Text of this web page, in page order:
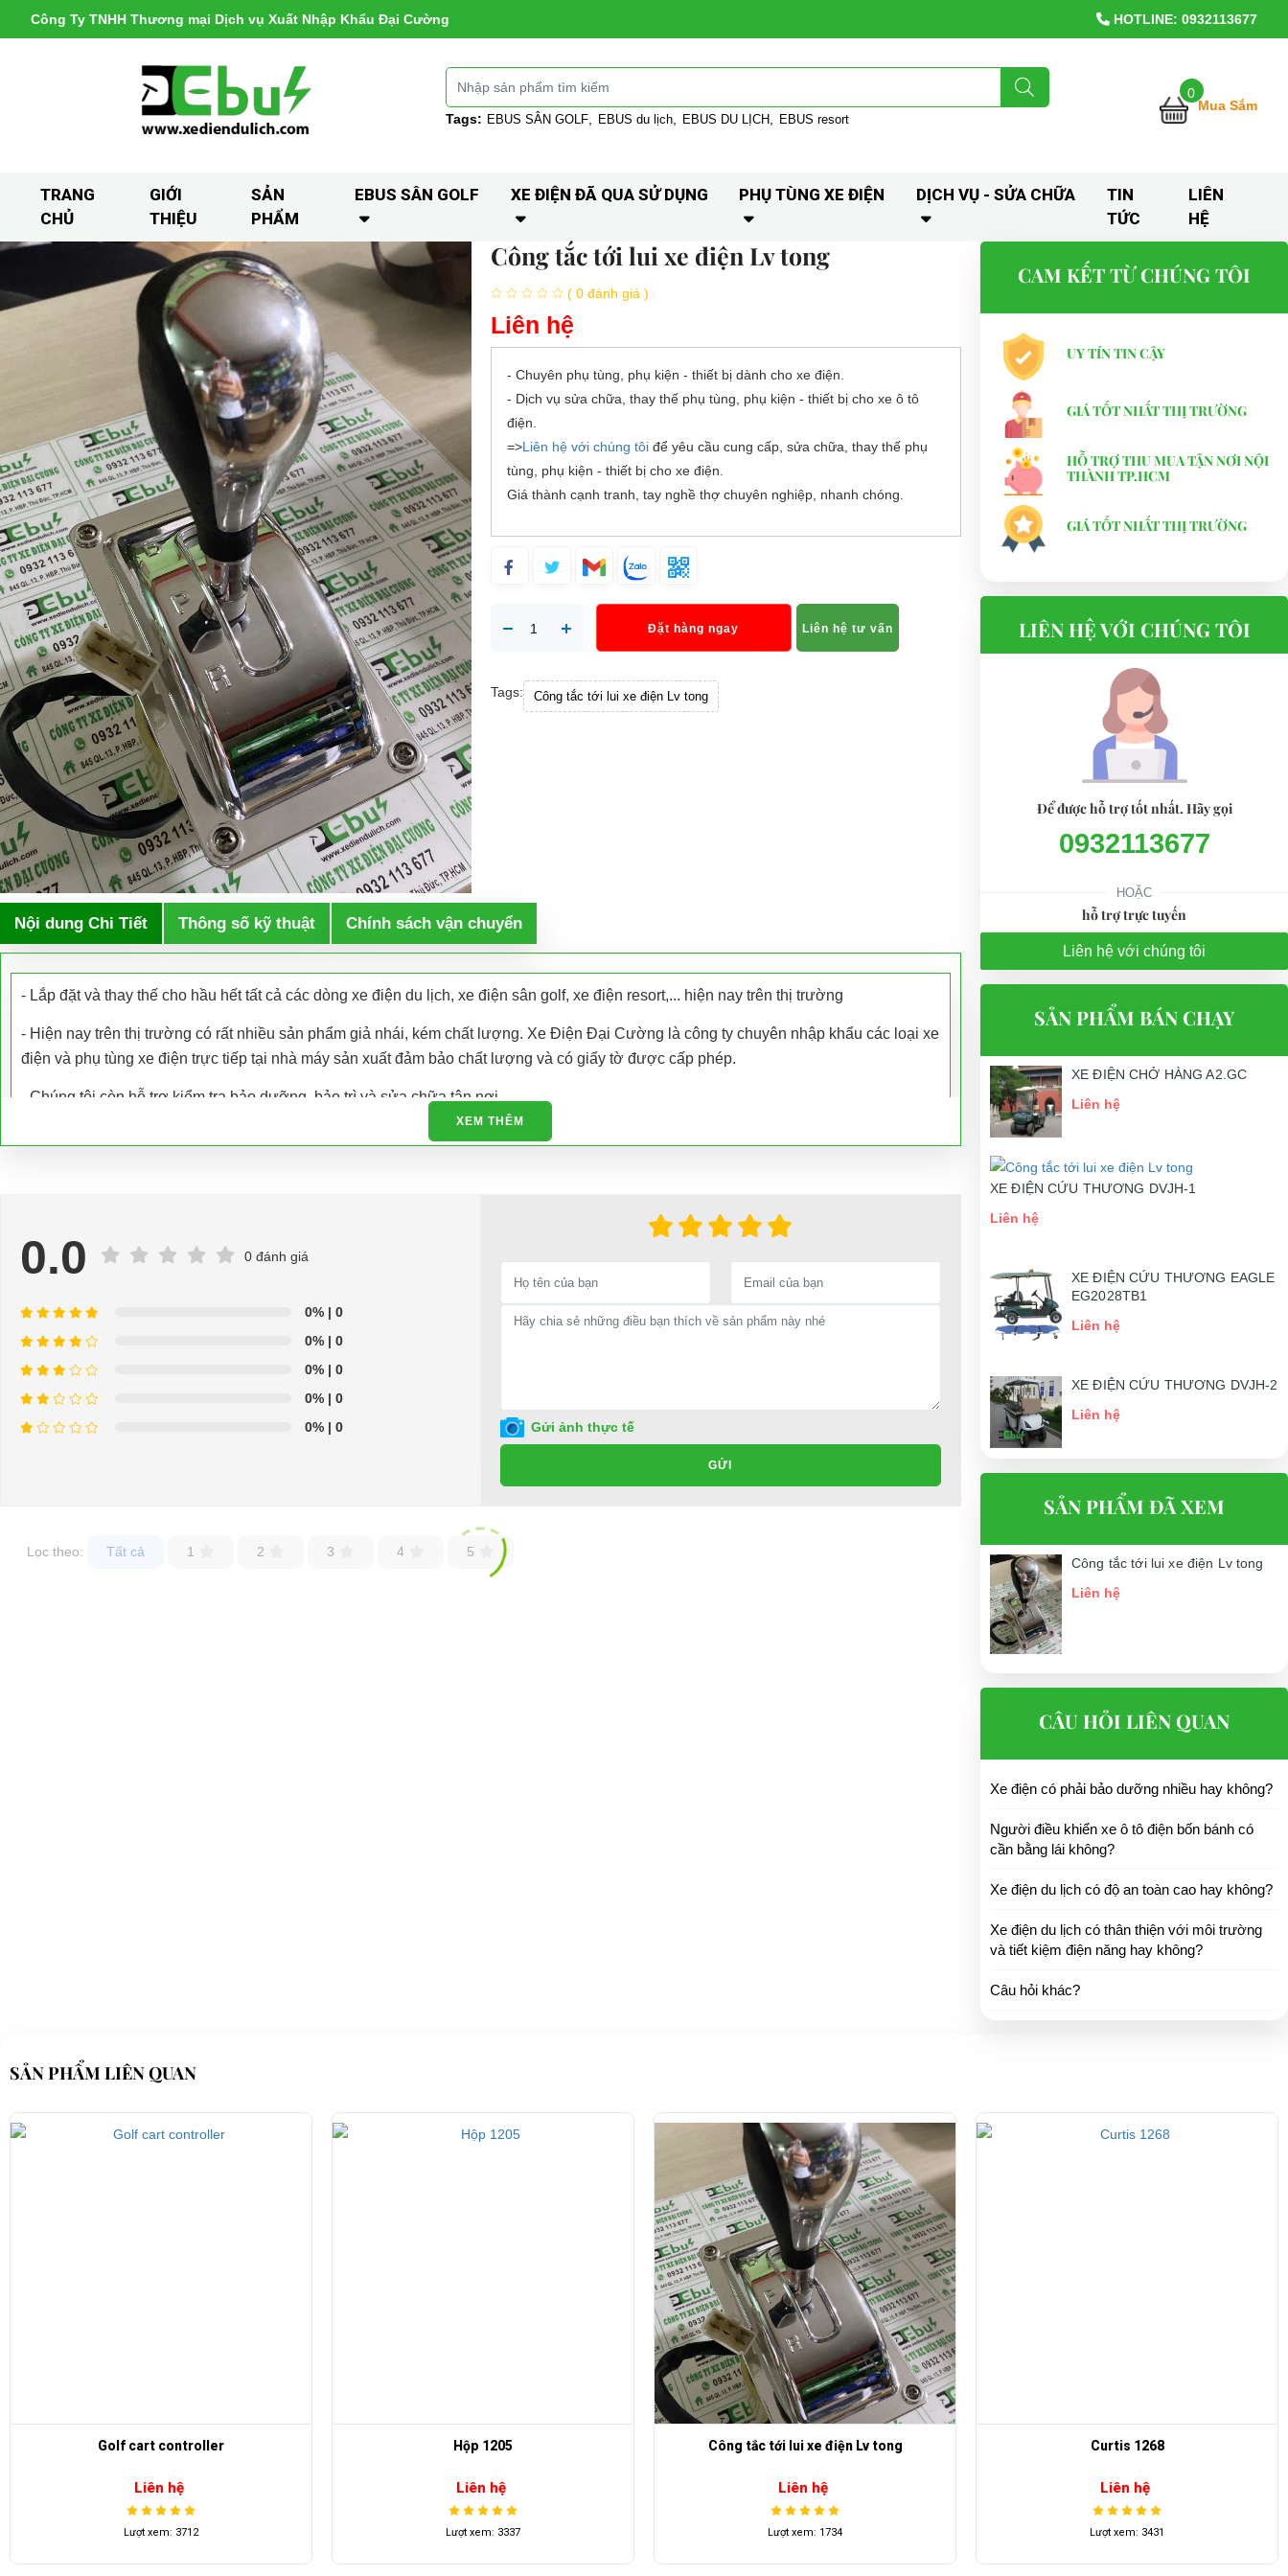
Công Ty TNHH Thương mại Dịch vụ Xuất Nhập Khẩu Đại Cường HOTLINE: 0932113677
Tags: EBUS SÂN GOLF EBUS du lịch EBUS DU LỊCH EBUS resort
0
Mua Sắm
TRANG
CHỦ
GIỚI
THIỆU
SẢN
PHẨM
EBUS SÂN GOLF XE ĐIỆN ĐÃ QUA SỬ DỤNG PHỤ TÙNG XE ĐIỆN DỊCH VỤ - SỬA CHỮA
TIN
TỨC
LIÊN
HỆ
Công tắc tới lui xe điện Lv tong
( 0 đánh giá )
Liên hệ
- Chuyên phụ tùng, phụ kiện - thiết bị dành cho xe điện.
- Dịch vụ sửa chữa, thay thế phụ tùng, phụ kiện - thiết bị cho xe ô tô
điện.
=>Liên hệ với chúng tôiđể yêu cầu cung cấp, sửa chữa, thay thế phụ
tùng, phụ kiện - thiết bị cho xe điện.
Giá thành cạnh tranh, tay nghề thợ chuyên nghiệp, nhanh chóng.
Đặt hàng ngay Liên hệ tư vấn
Tags: Công tắc tới lui xe điện Lv tong
Nội dung Chi Tiết Thông số kỹ thuật Chính sách vận chuyển
- Lắp đặt và thay thế cho hầu hết tất cả các dòng xe điện du lịch, xe điện sân golf, xe điện resort,... hiện nay trên thị trường
- Hiện nay trên thị trường có rất nhiều sản phẩm giả nhái, kém chất lượng. Xe Điện Đại Cường là công ty chuyên nhập khẩu các loại xe
điện và phụ tùng xe điện trực tiếp tại nhà máy sản xuất đảm bảo chất lượng và có giấy tờ được cấp phép.
- Chúng tôi còn hỗ trợ kiểm tra bảo dưỡng, bảo trì và sửa chữa tận nơi
=>Liên hệ với chúng tôi để yêu cầu cung cấp, sửa chữa, thay thế phụ tùng, phụ kiện - thiết bị cho xe điện. Giá thành cạnh tranh, tay
nghề thợ chuyên nghiệp, nhanh chóng.
Hân hạnh được phục vụ mọi người
Để được tư vấn thêm về cách sử dụng xe ô tô điện để tăng tuổi thọ cho xe hoặc có vấn đề gì cần được hỗ trợ, quý khách vui lòng liên hệ:
Địa chỉ: 49/9 Nhị Bình 16, Hóc Môn, TP.HCM
XEM THÊM
0.0 0 đánh giá
0%| 0
0%| 0
0%| 0
0%| 0
0%| 0 Gửi ảnh thực tế
GỬI
Lọc theo: Tất cả 1 2 3 4 5
CAM KẾT TỪ CHÚNG TÔI
UY TÍN TIN CẬY
GIÁ TỐT NHẤT THỊ TRƯỜNG
HỖ TRỢ THU MUA TẬN NƠI NỘI
THÀNH TP.HCM
GIÁ TỐT NHẤT THỊ TRƯỜNG
LIÊN HỆ VỚI CHÚNG TÔI
Để được hỗ trợ tốt nhất. Hãy gọi
0932113677
HOẶC
hỗ trợ trực tuyến
Liên hệ với chúng tôi
SẢN PHẨM BÁN CHẠY
XE ĐIỆN CHỞ HÀNG A2.GC
Liên hệ
XE ĐIỆN CỨU THƯƠNG DVJH-1
Liên hệ
XE ĐIỆN CỨU THƯƠNG EAGLE
EG2028TB1
Liên hệ
XE ĐIỆN CỨU THƯƠNG DVJH-2
Liên hệ
SẢN PHẨM ĐÃ XEM
Công tắc tới lui xe điện Lv tong
Liên hệ
CÂU HỎI LIÊN QUAN
Xe điện có phải bảo dưỡng nhiều hay không?
Người điều khiển xe ô tô điện bốn bánh có
cần bằng lái không?
Xe điện du lịch có độ an toàn cao hay không?
Xe điện du lịch có thân thiện với môi trường
và tiết kiệm điện năng hay không?
Câu hỏi khác?
SẢN PHẨM LIÊN QUAN
Hộp 1205
Liên hệ
Lượt xem: 3337
Công tắc tới lui xe điện Lv tong
Liên hệ
Lượt xem: 1734
Curtis 1268
Liên hệ
Lượt xem: 3431
Crutis contronller 1268
Liên hệ
Lượt xem: 3133